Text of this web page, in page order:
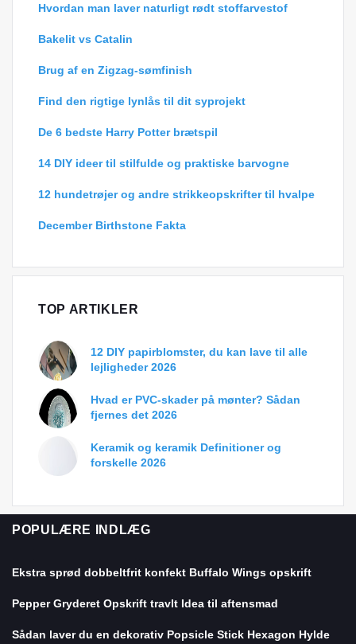
Hvordan man laver naturligt rødt stoffarvestof
Bakelit vs Catalin
Brug af en Zigzag-sømfinish
Find den rigtige lynlås til dit syprojekt
De 6 bedste Harry Potter brætspil
14 DIY ideer til stilfulde og praktiske barvogne
12 hundetrøjer og andre strikkeopskrifter til hvalpe
December Birthstone Fakta
TOP ARTIKLER
12 DIY papirblomster, du kan lave til alle
lejligheder 2026
Hvad er PVC-skader på mønter? Sådan
fjernes det 2026
Keramik og keramik Definitioner og
forskelle 2026
POPULÆRE INDLÆG
Ekstra sprød dobbeltfrit konfekt Buffalo Wings opskrift
Pepper Gryderet Opskrift travlt Idea til aftensmad
Sådan laver du en dekorativ Popsicle Stick Hexagon Hylde